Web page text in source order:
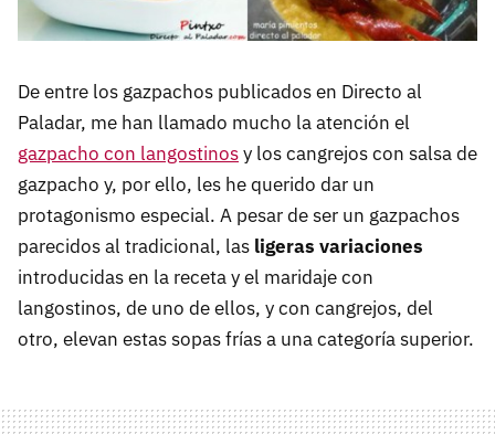
De entre los gazpachos publicados en Directo al
Paladar, me han llamado mucho la atención el
gazpacho con langostinosy los cangrejos con salsa de
gazpacho y, por ello, les he querido dar un
protagonismo especial. A pesar de ser un gazpachos
parecidos al tradicional, las ligeras variaciones
introducidas en la receta y el maridaje con
langostinos, de uno de ellos, y con cangrejos, del
otro, elevan estas sopas frías a una categoría superior.